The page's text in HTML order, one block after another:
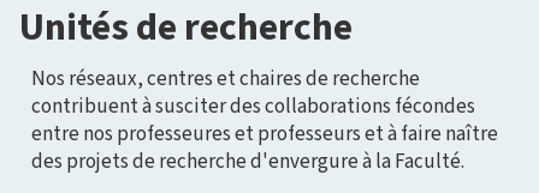
Unités de recherche
Nos réseaux, centres et chaires de recherche
contribuent à susciter des collaborations fécondes
entre nos professeures et professeurs et à faire naître
des projets de recherche d'envergure à la Faculté.